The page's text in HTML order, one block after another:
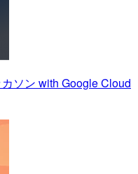
ソン with Google Cloud